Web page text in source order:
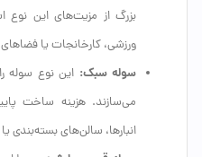
بزرگ از مزیت‌های این نوع
ورزشی، کارخانجات یا
سوله سبک: این نوع سوله
می‌سازند. هزینه ساخت
انبارها، سالن‌های بسته‌بندی